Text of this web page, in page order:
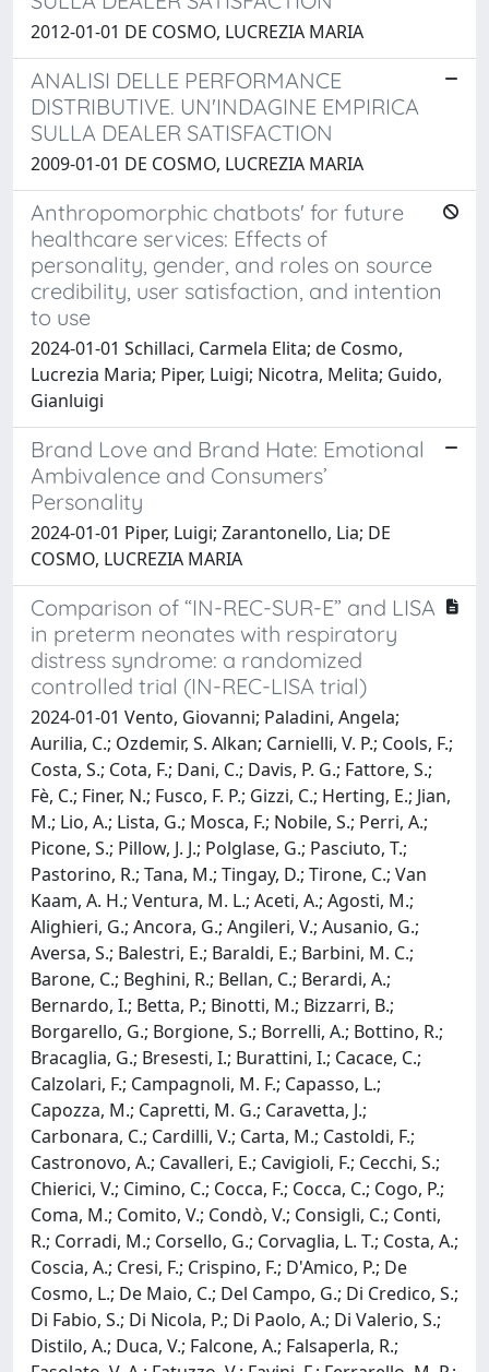
2012-01-01 DE COSMO, LUCREZIA MARIA
ANALISI DELLE PERFORMANCE
DISTRIBUTIVE. UN'INDAGINE EMPIRICA
SULLA DEALER SATISFACTION
2009-01-01 DE COSMO, LUCREZIA MARIA
Anthropomorphic chatbots' for future
healthcare services: Effects of
personality, gender, and roles on source
credibility, user satisfaction, and intention
to use
2024-01-01 Schillaci, Carmela Elita; de Cosmo,
Lucrezia Maria; Piper, Luigi; Nicotra, Melita; Guido,
Gianluigi
Brand Love and Brand Hate: Emotional
Ambivalence and Consumers’
Personality
2024-01-01 Piper, Luigi; Zarantonello, Lia; DE
COSMO, LUCREZIA MARIA
Comparison of “IN-REC-SUR-E” and LISA
in preterm neonates with respiratory
distress syndrome: a randomized
controlled trial (IN-REC-LISA trial)
2024-01-01 Vento, Giovanni; Paladini, Angela;
Aurilia, C.; Ozdemir, S. Alkan; Carnielli, V. P.; Cools, F.;
Costa, S.; Cota, F.; Dani, C.; Davis, P. G.; Fattore, S.;
Fè, C.; Finer, N.; Fusco, F. P.; Gizzi, C.; Herting, E.; Jian,
M.; Lio, A.; Lista, G.; Mosca, F.; Nobile, S.; Perri, A.;
Picone, S.; Pillow, J. J.; Polglase, G.; Pasciuto, T.;
Pastorino, R.; Tana, M.; Tingay, D.; Tirone, C.; Van
Kaam, A. H.; Ventura, M. L.; Aceti, A.; Agosti, M.;
Alighieri, G.; Ancora, G.; Angileri, V.; Ausanio, G.;
Aversa, S.; Balestri, E.; Baraldi, E.; Barbini, M. C.;
Barone, C.; Beghini, R.; Bellan, C.; Berardi, A.;
Bernardo, I.; Betta, P.; Binotti, M.; Bizzarri, B.;
Borgarello, G.; Borgione, S.; Borrelli, A.; Bottino, R.;
Bracaglia, G.; Bresesti, I.; Burattini, I.; Cacace, C.;
Calzolari, F.; Campagnoli, M. F.; Capasso, L.;
Capozza, M.; Capretti, M. G.; Caravetta, J.;
Carbonara, C.; Cardilli, V.; Carta, M.; Castoldi, F.;
Castronovo, A.; Cavalleri, E.; Cavigioli, F.; Cecchi, S.;
Chierici, V.; Cimino, C.; Cocca, F.; Cocca, C.; Cogo, P.;
Coma, M.; Comito, V.; Condò, V.; Consigli, C.; Conti,
R.; Corradi, M.; Corsello, G.; Corvaglia, L. T.; Costa, A.;
Coscia, A.; Cresi, F.; Crispino, F.; D'Amico, P.; De
Cosmo, L.; De Maio, C.; Del Campo, G.; Di Credico, S.;
Di Fabio, S.; Di Nicola, P.; Di Paolo, A.; Di Valerio, S.;
Distilo, A.; Duca, V.; Falcone, A.; Falsaperla, R.;